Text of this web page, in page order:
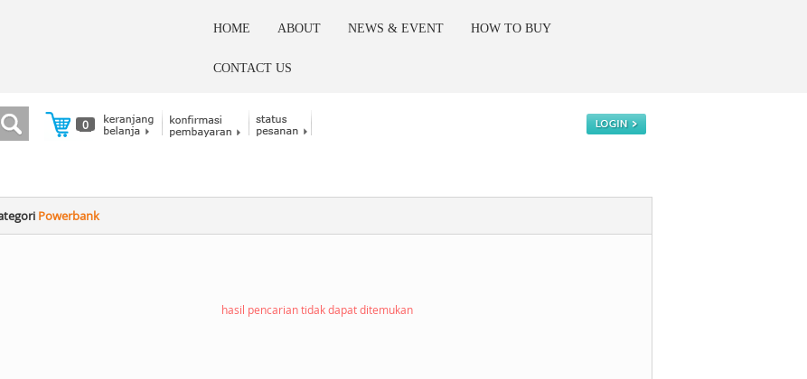
HOME ABOUT NEWS & EVENT HOW TO BUY
CONTACT US
0
Powerbank
hasil pencarian tidak dapat ditemukan